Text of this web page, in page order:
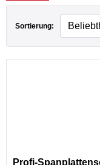
Sortierung:
Profi-